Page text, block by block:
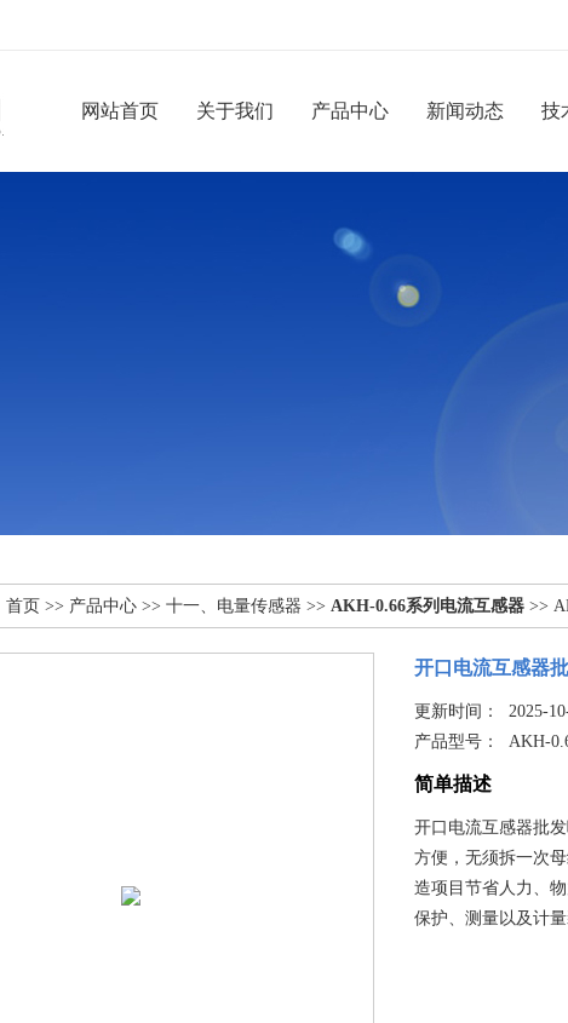
网站首页 关于我们 产品中心 新闻动态 技
首页 >> 产品中心 >> 十一、电量传感器 >> AKH-0.66系列电流互感器 >>
开口电流互感器
更新时间： 2025-
产品型号：AKH-
简单描述
开口电流互感器批
方便，无须拆一次
造项目节省人力、
保护、测量以及计量